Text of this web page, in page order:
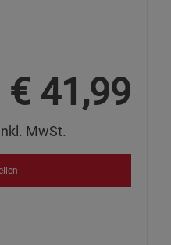
€ 41,99
MwSt.